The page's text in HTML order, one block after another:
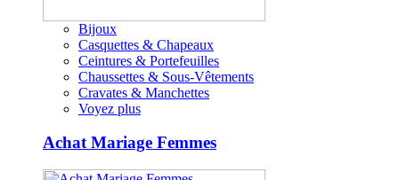
Bijoux
Casquettes & Chapeaux
Ceintures & Portefeuilles
Chaussettes & Sous-Vêtements
Cravates & Manchettes
Voyez plus
Achat Mariage Femmes